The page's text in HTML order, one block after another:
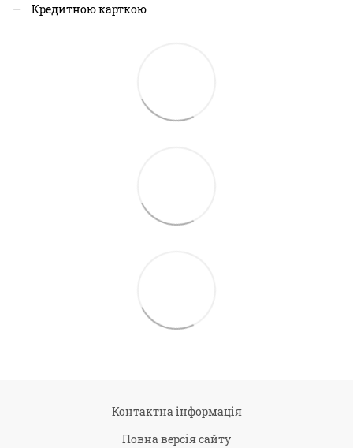
Кредитною карткою
Контактна інформація
Повна версія сайту